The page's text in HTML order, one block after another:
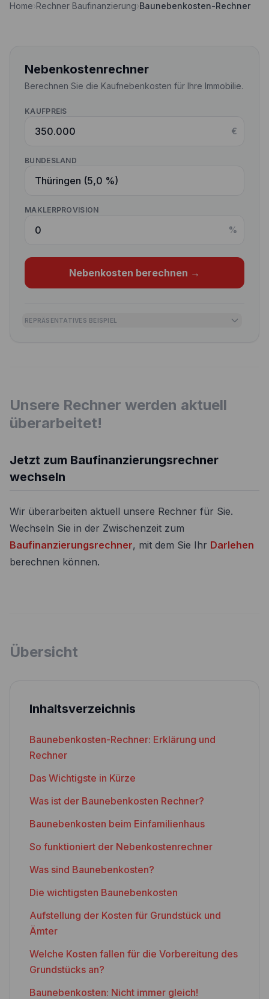
Nebenkostenrechner
Websitetools Baufinanzierung
Home›Rechner Baufinanzierung›Baunebenkosten-Rechner
Nebenkostenrechner
Berechnen Sie die Kaufnebenkosten für Ihre Immobilie.
KAUFPREIS
€
BUNDESLAND
MAKLERPROVISION
%
Nebenkosten berechnen →
REPRÄSENTATIVES BEISPIEL
Unsere Rechner werden aktuell
überarbeitet!
Jetzt zum Baufinanzierungsrechner
wechseln
Wir überarbeiten aktuell unsere Rechner für Sie.
Wechseln Sie in der Zwischenzeit zum
Baufinanzierungsrechner, mit dem Sie Ihr Darlehen
berechnen können.
Übersicht
Inhaltsverzeichnis
Baunebenkosten-Rechner: Erklärung und
Rechner
Das Wichtigste in Kürze
Was ist der Baunebenkosten Rechner?
Baunebenkosten beim Einfamilienhaus
So funktioniert der Nebenkostenrechner
Was sind Baunebenkosten?
Die wichtigsten Baunebenkosten
Aufstellung der Kosten für Grundstück und
Ämter
Welche Kosten fallen für die Vorbereitung des
Grundstücks an?
Baunebenkosten: Nicht immer gleich!